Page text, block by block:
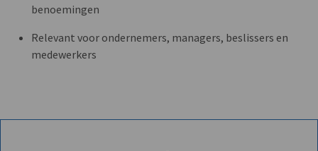
benoemingen
Relevant voor ondernemers, managers, beslissers en
medewerkers